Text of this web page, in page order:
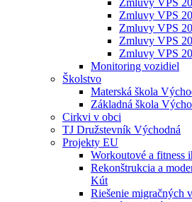
Zmluvy VPS
Zmluvy VPS
Zmluvy VPS
Zmluvy VPS
Zmluvy VPS
Monitoring vozidiel
Školstvo
Materská škola
Základná škola
Cirkvi v obci
TJ Družstevník Východná
Projekty EU
Workoutové a fitness
Rekonštrukcia a
Kút
Riešenie migračných